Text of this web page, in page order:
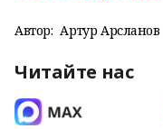
Автор: Артур Арсланов
Читайте нас